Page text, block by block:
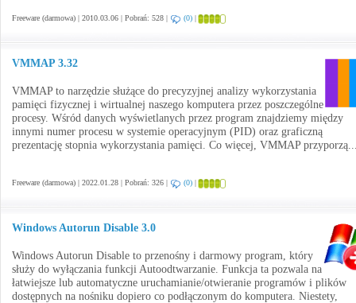
Freeware (darmowa) | 2010.03.06 | Pobrań: 528 | (0) |
VMMAP 3.32
VMMAP to narzędzie służące do precyzyjnej analizy wykorzystania
pamięci fizycznej i wirtualnej naszego komputera przez poszczególne
procesy. Wśród danych wyświetlanych przez program znajdziemy między
innymi numer procesu w systemie operacyjnym (PID) oraz graficzną
prezentację stopnia wykorzystania pamięci. Co więcej, VMMAP
Freeware (darmowa) | 2022.01.28 | Pobrań: 326 | (0) |
Windows Autorun Disable 3.0
Windows Autorun Disable to przenośny i darmowy program, który
służy do wyłączania funkcji Autoodtwarzanie. Funkcja ta pozwala na
łatwiejsze lub automatyczne uruchamianie/otwieranie programów i plików
dostępnych na nośniku dopiero co podłączonym do komputera. Niestety,